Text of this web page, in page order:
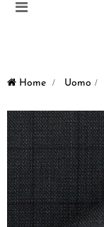
Navigazione
Home > Uomo >